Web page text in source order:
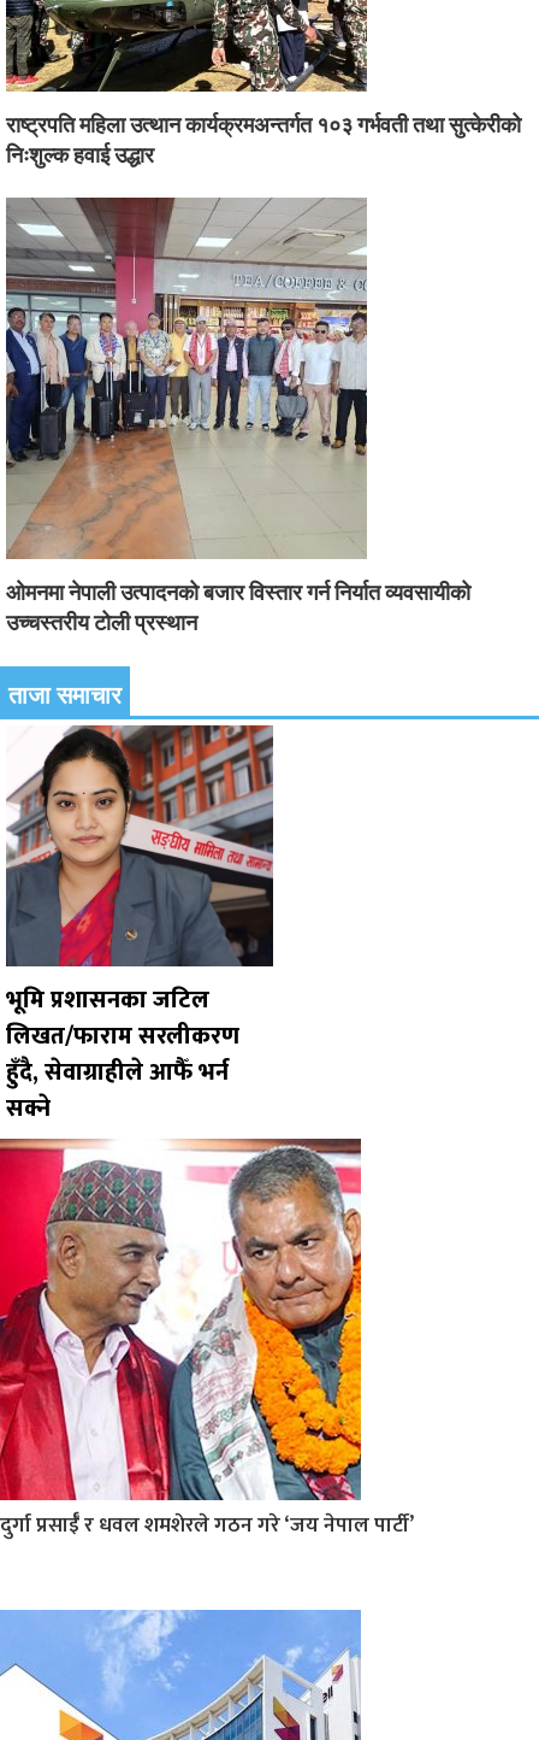
राष्ट्रपति महिला उत्थान कार्यक्रमअन्तर्गत १०३ गर्भवती तथा सुत्केरीको
निःशुल्क हवाई उद्धार
ओमनमा नेपाली उत्पादनको बजार विस्तार गर्न निर्यात व्यवसायीको
उच्चस्तरीय टोली प्रस्थान
ताजा समाचार
भूमि प्रशासनका जटिल
लिखत/फाराम सरलीकरण
हुँदै, सेवाग्राहीले आफैँ भर्न
सक्ने
दुर्गा प्रसाईँ र धवल शमशेरले गठन गरे ‘जय नेपाल पार्टी’